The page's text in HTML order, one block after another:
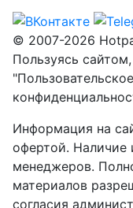
© 2007-2026
Пользуясь
Информация на
офертой. Наличие
менеджеров.
материалов
согласия